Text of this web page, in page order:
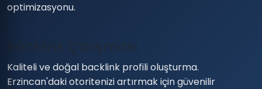
optimizasyonu.
Backlink Çalışması
Kaliteli ve doğal backlink profili oluşturma.
Erzincan'daki otoritenizi artırmak için güvenilir